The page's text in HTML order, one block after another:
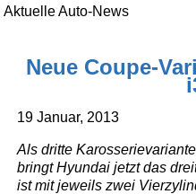
Aktuelle Auto-News
Neue Coupe-
19 Januar, 2013
Als dritte
bringt Hyundai jetzt das
ist mit jeweils zwei